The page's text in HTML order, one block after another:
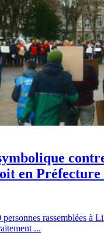
en
rassemblées à
...